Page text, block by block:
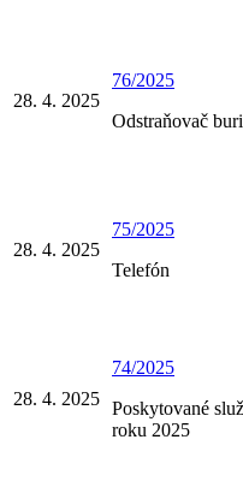
28. 4. 2025
76/2025
Odstraňovač
28. 4. 2025
75/2025
Telefón
28. 4. 2025
74/2025
Poskytované
roku 2025